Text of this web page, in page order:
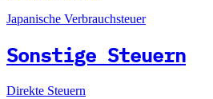
Japanische Verbrauchsteuer
Sonstige Steuern
Direkte Steuern